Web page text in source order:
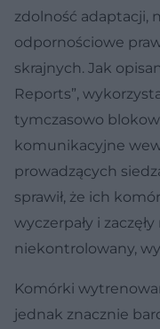
zdolność adaptacji,
odpornościowe
skrajnych. Jak
Reports”,
tymczasowo
komunikacyjne
prowadzących
sprawił, że ich
wyczerpały i
niekontrolowany,
Komórki
jednak znacznie